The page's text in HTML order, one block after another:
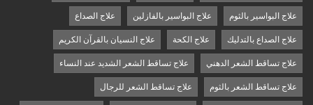
علاج البواسير بالثوم علاج البواسير بالفازلين علاج الصداع
علاج الصداع بالتدليك علاج الكحة علاج النسيان بالقرآن الكريم
علاج تساقط الشعر الدهني علاج تساقط الشعر الشديد عند النساء
علاج تساقط الشعر بالثوم علاج تساقط الشعر للرجال